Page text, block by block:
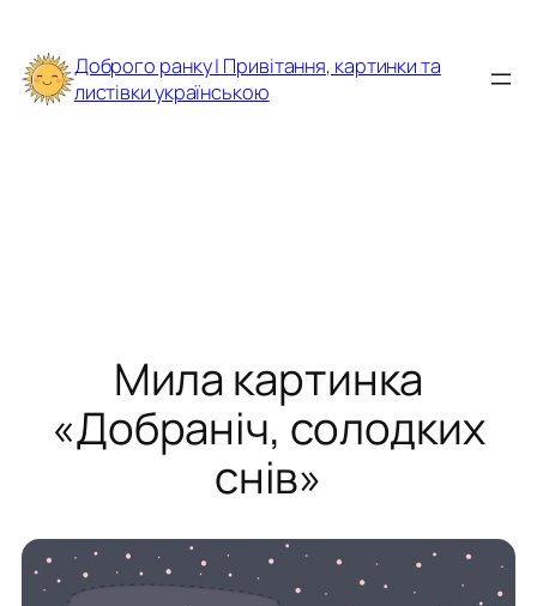
до
вмісту
Доброго ранку | Привітання, картинки та
листівки українською
Мила картинка
«Добраніч, солодких
снів»